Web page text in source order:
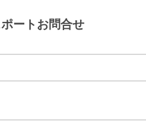
ートお問合せ